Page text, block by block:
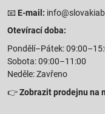
📧 E-mail:
Otevírací doba:
Pondělí–Pátek:
Sobota: 09:00–11:00
Neděle: Zavřeno
👉Zobrazit prodejnu na